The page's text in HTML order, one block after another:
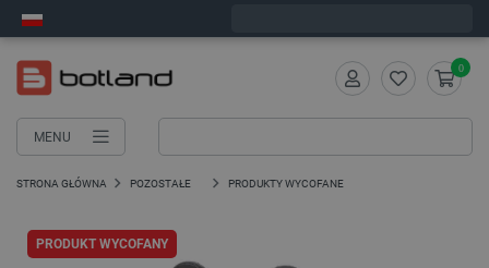
MENU
0
STRONA GŁÓWNA POZOSTAŁE PRODUKTY WYCOFANE
PRODUKT WYCOFANY